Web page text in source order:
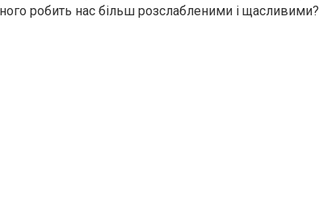
робить нас більш розслабленими і щасливими?